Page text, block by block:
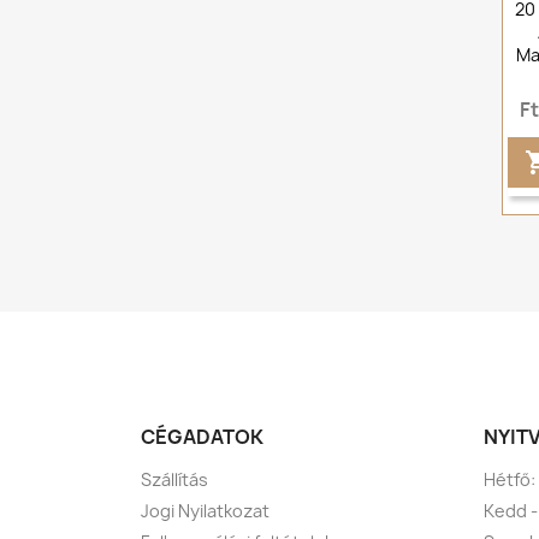
20
CÉGADATOK
Szállítás
Jogi Nyilatkozat
Hétfő:
Kedd